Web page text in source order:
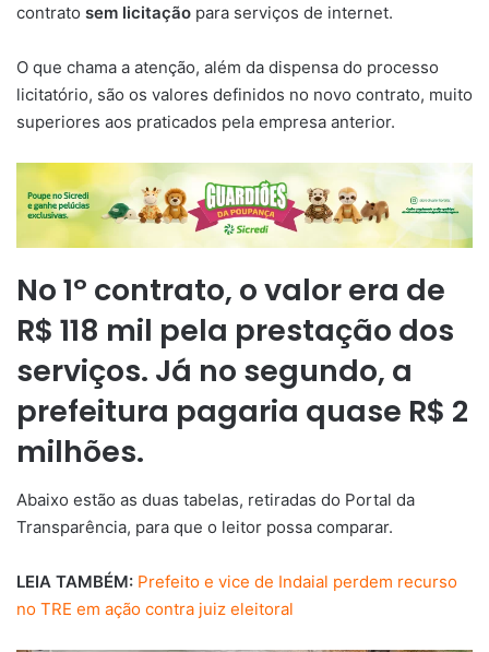
contrato sem licitação para serviços de internet.
O que chama a atenção, além da dispensa do processo
licitatório, são os valores definidos no novo contrato, muito
superiores aos praticados pela empresa anterior.
No 1º contrato, o valor era de
R$ 118 mil pela prestação dos
serviços. Já no segundo, a
prefeitura pagaria quase R$ 2
milhões.
Abaixo estão as duas tabelas, retiradas do Portal da
Transparência, para que o leitor possa comparar.
LEIA TAMBÉM: Prefeito e vice de Indaial perdem recurso
no TRE em ação contra juiz eleitoral